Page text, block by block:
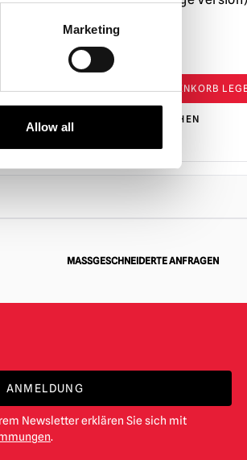
Marketing
Allow all
£22.95
IN DEN WARENKORB
PRODUKT ANSEHEN
MASSGESCHNEIDERTE ANFRAGEN
ANMELDUNG
Newsletter erklären Sie sich mit
.